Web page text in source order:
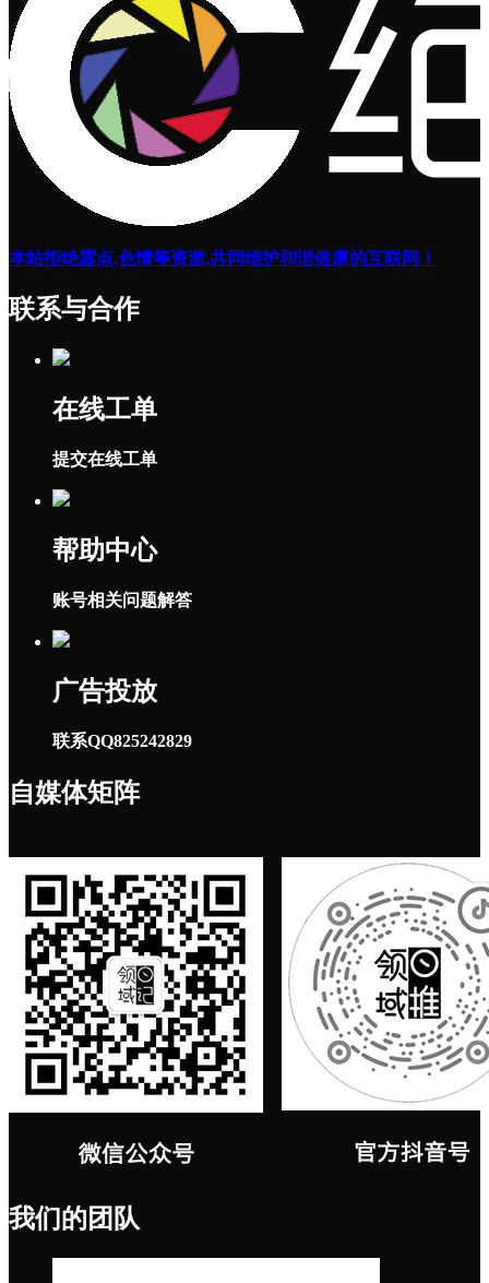
本站拒绝露点,色情等资源,共同维护和谐健康的互联网！
联系与合作
在线工单
提交在线工单
帮助中心
账号相关问题解答
广告投放
联系QQ825242829
自媒体矩阵
我们的团队